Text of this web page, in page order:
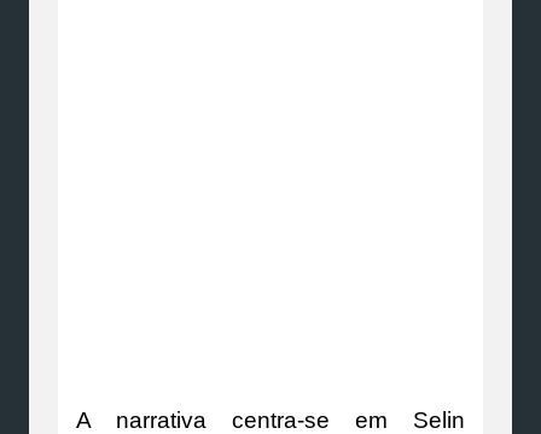
A narrativa centra-se em Selin